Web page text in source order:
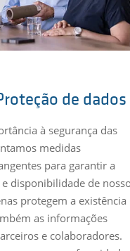
de
à segurança das
medidas
para garantir a
disponibilidade de
protegem a existência
as informações
e colaboradores.